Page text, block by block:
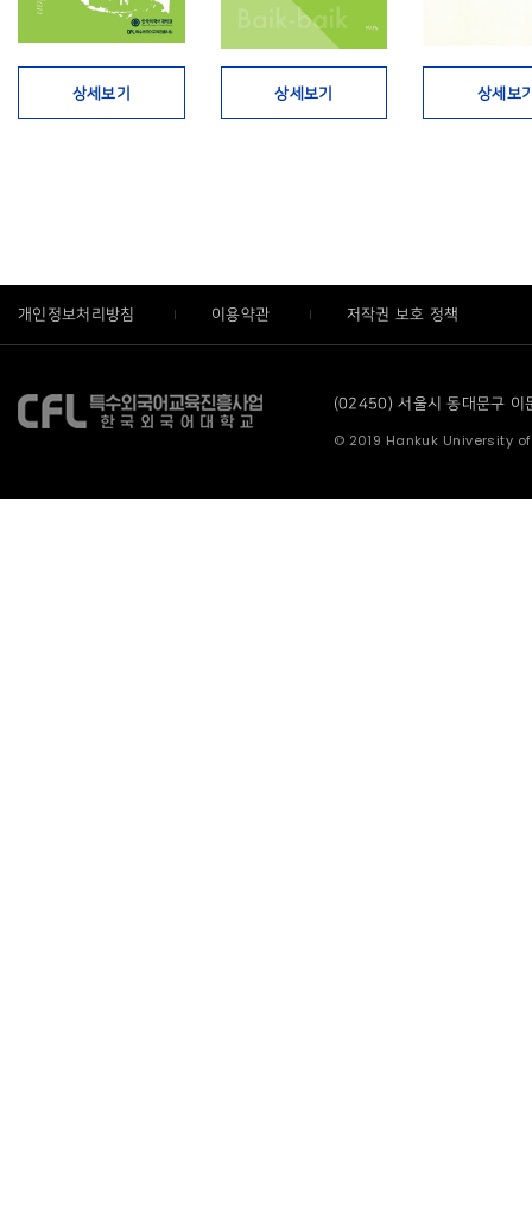
상세보기 상세보기 상세보
개인정보처리방침 이용약관 저작권 보호 정책
(02450) 서울시 동대문구
© 2019 Hankuk University